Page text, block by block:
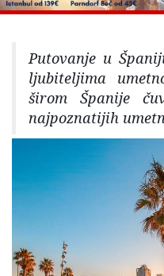
Putovanje u
ljubiteljima
širom Španije
najpoznatijih